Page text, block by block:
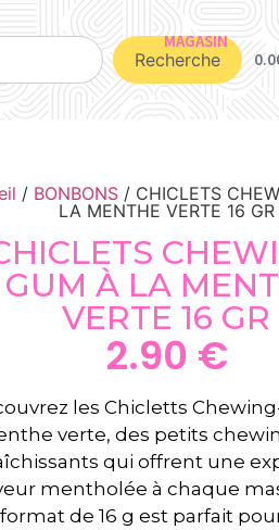
Recherche
MAGASIN
/ BONBONS/ CHICLETS
LA MENTHE VERTE 16 GR
GUM À LA
VERTE 16 GR
2.90 €
les Chicletts
verte, des petits
qui offrent une
mentholée à chaque
de 16 g est parfait